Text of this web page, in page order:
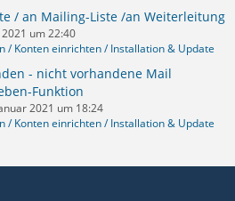
/ an Mailing-Liste /an Weiterleitung
2021 um 22:40
/ Konten einrichten / Installation & Update
- nicht vorhandene Mail
Funktion
2021 um 18:24
/ Konten einrichten / Installation & Update